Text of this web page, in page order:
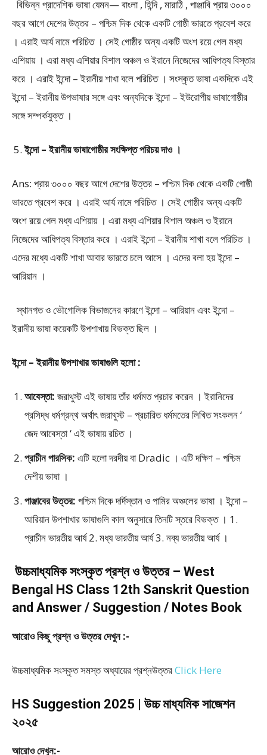
বিভিন্ন প্রাদেশিক ভাষা যেমন— বাংলা , হিন্দি , মারাঠি , পাঞ্জাবি প্রায় ৩০০০
বছর আগে দেশের উত্তর – পশ্চিম দিক থেকে একটি গোষ্ঠী ভারতে প্রবেশ করে
। এরাই আর্য নামে পরিচিত । সেই গোষ্ঠীর অন্য একটি অংশ রয়ে গেল মধ্য
এশিয়ায় । এরা মধ্য এশিয়ার বিশাল অঞ্চল ও ইরানে নিজেদের আধিপত্য বিস্তার
করে । এরাই ইন্দো – ইরানীয় শাখা বলে পরিচিত । সংস্কৃত ভাষা একদিকে এই
ইন্দো – ইরানীয় উপভাষার সঙ্গে এবং অন্যদিকে ইন্দো – ইউরোপীয় ভাষাগোষ্ঠীর
সঙ্গে সম্পর্কযুক্ত ।
ইন্দো – ইরানীয় ভাষাগোষ্ঠীর সংক্ষিপ্ত পরিচয় দাও ।
Ans: প্রায় ৩০০০ বছর আগে দেশের উত্তর – পশ্চিম দিক থেকে একটি গোষ্ঠী
ভারতে প্রবেশ করে । এরাই আর্য নামে পরিচিত । সেই গোষ্ঠীর অন্য একটি
অংশ রয়ে গেল মধ্য এশিয়ায় । এরা মধ্য এশিয়ার বিশাল অঞ্চল ও ইরানে
নিজেদের আধিপত্য বিস্তার করে । এরাই ইন্দো – ইরানীয় শাখা বলে পরিচিত ।
এদের মধ্যে একটি শাখা আবার ভারতে চলে আসে । এদের বলা হয় ইন্দো –
আরিয়ান ।
স্থানগত ও ভৌগোলিক বিভাজনের কারণে ইন্দো – আরিয়ান এবং ইন্দো –
ইরানীয় ভাষা কয়েকটি উপশাখায় বিভক্ত ছিল ।
ইন্দো – ইরানীয় উপশাখার ভাষাগুলি হলো :
আবেস্তা: জরাথুস্ট এই ভাষায় তাঁর ধর্মমত প্রচার করেন । ইরানিদের
প্রসিদ্ধ ধর্মগ্রন্থ অর্থাৎ জরাথুস্ট – প্রচারিত ধর্মমতের লিখিত সংকলন ‘
জেদ আবেস্তা ‘ এই ভাষায় রচিত ।
প্রাচীন পারসিক: এটি হলো দরদীয় বা Dradic । এটি দক্ষিণ – পশ্চিম
দেশীয় ভাষা ।
পাঞ্জাবের উত্তর: পশ্চিম দিকে দর্দিস্তান ও পামির অঞ্চলের ভাষা । ইন্দো –
আরিয়ান উপশাখার ভাষাগুলি কাল অনুসারে তিনটি স্তরে বিভক্ত । 1.
প্রাচীন ভারতীয় আর্য 2. মধ্য ভারতীয় আর্য 3. নব্য ভারতীয় আর্য ।
উচ্চমাধ্যমিক সংস্কৃত প্রশ্ন ও উত্তর – West
Bengal HS Class 12th Sanskrit Question
and Answer / Suggestion / Notes Book
আরোও কিছু প্রশ্ন ও উত্তর দেখুন :-
উচ্চমাধ্যমিক সংস্কৃত সমস্ত অধ্যায়ের প্রশ্নউত্তরClick Here
HS Suggestion 2025 | উচ্চ মাধ্যমিক সাজেশন
২০২৫
আরোও দেখুন:-